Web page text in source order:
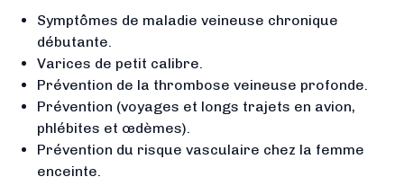
Symptômes de maladie veineuse chronique
débutante.
Varices de petit calibre.
Prévention de la thrombose veineuse profonde.
Prévention (voyages et longs trajets en avion,
phlébites et œdèmes).
Prévention du risque vasculaire chez la femme
enceinte.